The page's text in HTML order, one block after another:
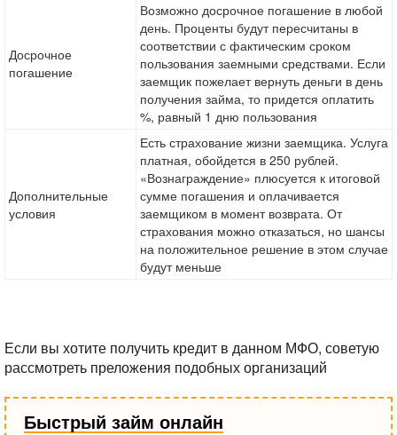
Досрочное
погашение
Возможно досрочное погашение в любой
день. Проценты будут пересчитаны в
соответствии с фактическим сроком
пользования заемными средствами. Если
заемщик пожелает вернуть деньги в день
получения займа, то придется оплатить
%, равный 1 дню пользования
Дополнительные
условия
Есть страхование жизни заемщика. Услуга
платная, обойдется в 250 рублей.
«Вознаграждение» плюсуется к итоговой
сумме погашения и оплачивается
заемщиком в момент возврата. От
страхования можно отказаться, но шансы
на положительное решение в этом случае
будут меньше
Если вы хотите получить кредит в данном МФО, советую
рассмотреть преложения подобных организаций
Быстрый займ онлайн